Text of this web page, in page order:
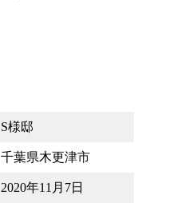
S様邸
千葉県木更津市
2020年11月7日